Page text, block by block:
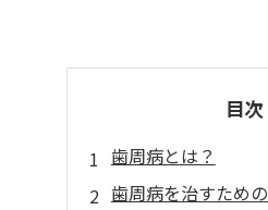
目次
歯周病とは？
歯周病を治すため